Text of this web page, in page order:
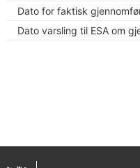
Dato for faktisk
Dato varsling til ESA om